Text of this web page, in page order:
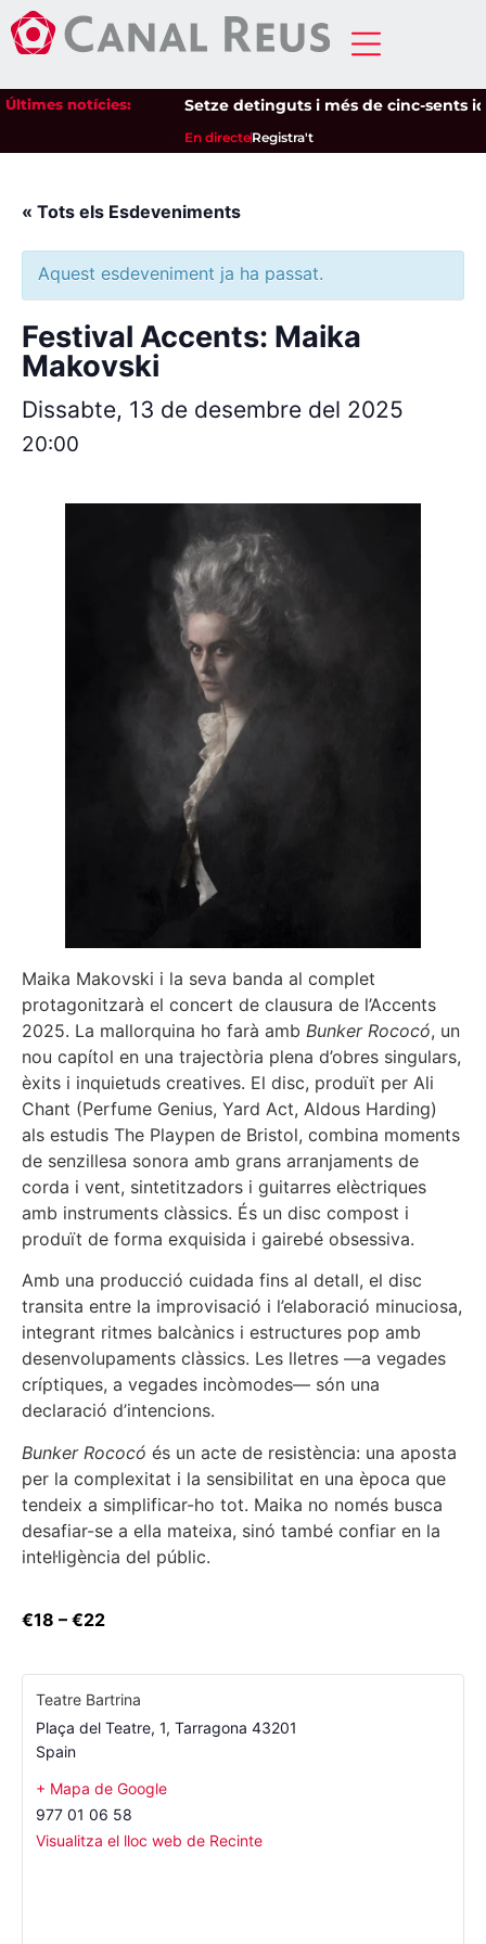
Últimes notícies: Setze detinguts i més de cinc-sents
En directeRegistra't
« Tots els Esdeveniments
Aquest esdeveniment ja ha passat.
Festival Accents: Maika
Makovski
Dissabte, 13 de desembre del 2025
20:00
Maika Makovski i la seva banda al complet
protagonitzarà el concert de clausura de l’Accents
2025. La mallorquina ho farà amb Bunker Rococó, un
nou capítol en una trajectòria plena d’obres singulars,
èxits i inquietuds creatives. El disc, produït per Ali
Chant (Perfume Genius, Yard Act, Aldous Harding)
als estudis The Playpen de Bristol, combina moments
de senzillesa sonora amb grans arranjaments de
corda i vent, sintetitzadors i guitarres elèctriques
amb instruments clàssics. És un disc compost i
produït de forma exquisida i gairebé obsessiva.
Amb una producció cuidada fins al detall, el disc
transita entre la improvisació i l’elaboració minuciosa,
integrant ritmes balcànics i estructures pop amb
desenvolupaments clàssics. Les lletres —a vegades
críptiques, a vegades incòmodes— són una
declaració d’intencions.
Bunker Rococó és un acte de resistència: una aposta
per la complexitat i la sensibilitat en una època que
tendeix a simplificar-ho tot. Maika no només busca
desafiar-se a ella mateixa, sinó també confiar en la
intel·ligència del públic.
€18 – €22
Teatre Bartrina
Plaça del Teatre, 1, Tarragona 43201
Spain
+ Mapa de Google
977 01 06 58
Visualitza el lloc web de Recinte